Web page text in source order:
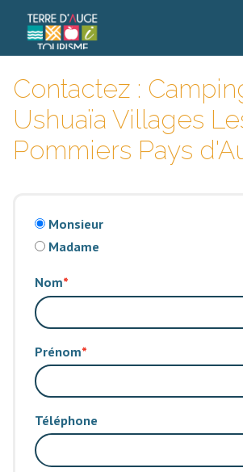
Contactez :
Ushuaïa Villages
Pommiers Pays
Monsieur
Madame
Nom
Prénom
Téléphone